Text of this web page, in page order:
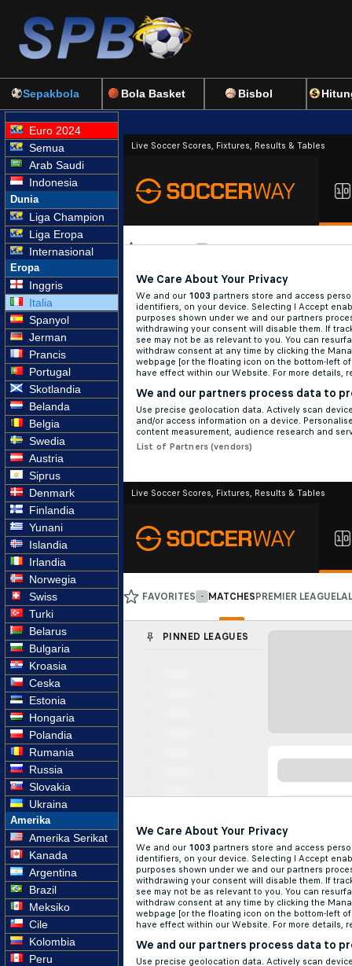
Sepakbola Bola Basket Bisbol
Euro 2024
Semua
Arab Saudi
Indonesia
Dunia
Liga Champion
Liga Eropa
Internasional
Eropa
Inggris
Italia
Spanyol
Jerman
Prancis
Portugal
Skotlandia
Belanda
Belgia
Swedia
Austria
Siprus
Denmark
Finlandia
Yunani
Islandia
Irlandia
Norwegia
Swiss
Turki
Belarus
Bulgaria
Kroasia
Ceska
Estonia
Hongaria
Polandia
Rumania
Russia
Slovakia
Ukraina
Amerika
Amerika Serikat
Kanada
Argentina
Brazil
Meksiko
Cile
Kolombia
Peru